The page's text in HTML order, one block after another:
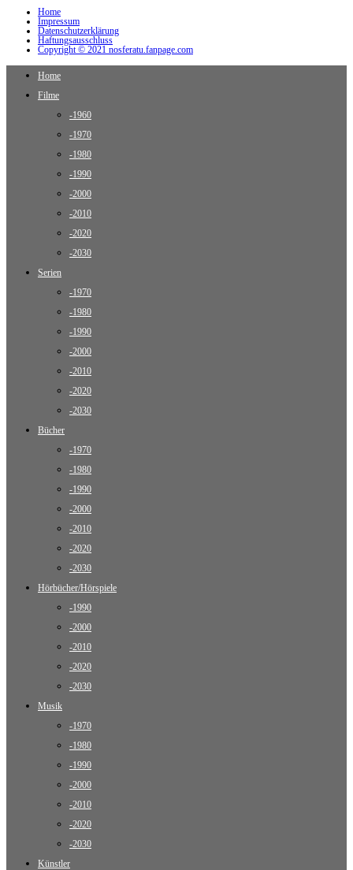
Home
Impressum
Datenschutzerklärung
Haftungsausschluss
Copyright © 2021 nosferatu.fanpage.com
Home
Filme
-1960
-1970
-1980
-1990
-2000
-2010
-2020
-2030
Serien
-1970
-1980
-1990
-2000
-2010
-2020
-2030
Bücher
-1970
-1980
-1990
-2000
-2010
-2020
-2030
Hörbücher/Hörspiele
-1990
-2000
-2010
-2020
-2030
Musik
-1970
-1980
-1990
-2000
-2010
-2020
-2030
Künstler